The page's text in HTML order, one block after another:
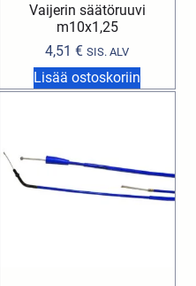
Vaijerin säätöruuvi
m10x1,25
4,51€ SIS. ALV
Lisää ostoskoriin